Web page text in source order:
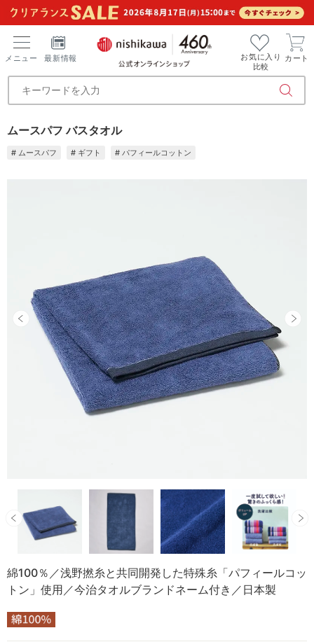
メニュー 最新情報
お気に入り
比較
カート
ムースパフ バスタオル
# ムースパフ # ギフト # パフィールコットン
綿100％／浅野撚糸と共同開発した特殊糸「パフィールコッ
トン」使用／今治タオルブランドネーム付き／日本製